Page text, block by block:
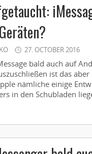
27. OCTOBER 2016
bald auch auf
ist das
nämliche einige
in den Schubladen